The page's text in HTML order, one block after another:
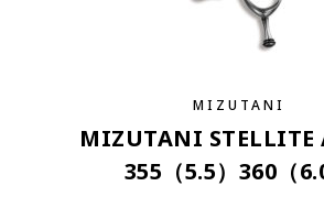
MIZUTANI
MIZUTANI STELLITE
355（5.5）360（6.0